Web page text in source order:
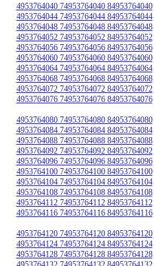
4953764040 74953764040 84953764040
4953764044 74953764044 84953764044
4953764048 74953764048 84953764048
4953764052 74953764052 84953764052
4953764056 74953764056 84953764056
4953764060 74953764060 84953764060
4953764064 74953764064 84953764064
4953764068 74953764068 84953764068
4953764072 74953764072 84953764072
4953764076 74953764076 84953764076
4953764080 74953764080 84953764080
4953764084 74953764084 84953764084
4953764088 74953764088 84953764088
4953764092 74953764092 84953764092
4953764096 74953764096 84953764096
4953764100 74953764100 84953764100
4953764104 74953764104 84953764104
4953764108 74953764108 84953764108
4953764112 74953764112 84953764112
4953764116 74953764116 84953764116
4953764120 74953764120 84953764120
4953764124 74953764124 84953764124
4953764128 74953764128 84953764128